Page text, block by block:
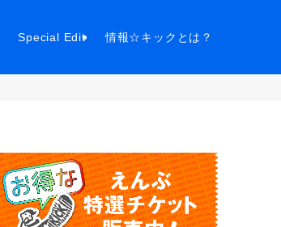
Special Edit 情報☆キックとは？